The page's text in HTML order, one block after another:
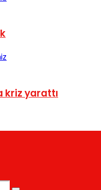
kriz yarattı